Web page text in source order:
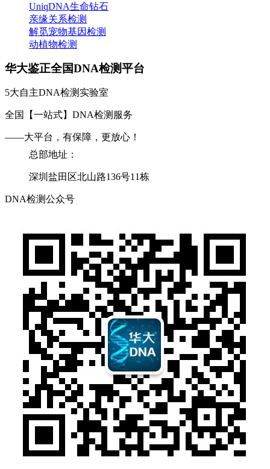
UniqDNA生命钻石
亲缘关系检测
解觅宠物基因检测
动植物检测
华大鉴正全国DNA检测平台
5大自主DNA检测实验室
全国【一站式】DNA检测服务
——大平台，有保障，更放心！
总部地址：
深圳盐田区北山路136号11栋
DNA检测公众号